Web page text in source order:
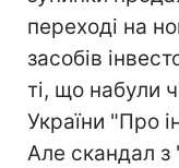
переході на
засобів
ті, що набули
України "Про
Але скандал з